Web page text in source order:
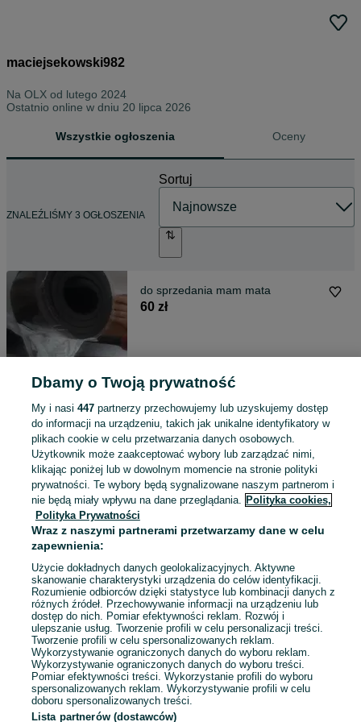
maciejsekowski982
Na OLX od lutego 2024
Ostatnio online w dniu 20 lipca 2026
Wszystkie ogłoszenia Oceny
ZNALEŹLIŚMY 3 OGŁOSZENIA
Sortuj
do sprzedania mam mata
60 zł
puzzle na siłownię dzień dobry
45 zł
50,80 zł z Pakietem Ochronnym
Wola Komborska
dzień dobry mam do sprzedania
mało używan butye buty
260 zł
272,60 zł z Pakietem Ochronnym
Wola Komborska
16 lipca 2026
42,5 Biały Reebok Inny
Dbamy o Twoją prywatność
My i nasi 447partnerzy przechowujemy lub uzyskujemy dostęp
do informacji na urządzeniu, takich jak unikalne identyfikatory w
plikach cookie w celu przetwarzania danych osobowych.
Użytkownik może zaakceptować wybory lub zarządzać nimi,
klikając poniżej lub w dowolnym momencie na stronie polityki
prywatności. Te wybory będą sygnalizowane naszym partnerom i
nie będą miały wpływu na dane przeglądania. Polityka cookies,
Polityka Prywatności
Wraz z naszymi partnerami przetwarzamy dane w celu
zapewnienia:
Użycie dokładnych danych geolokalizacyjnych. Aktywne
skanowanie charakterystyki urządzenia do celów identyfikacji.
Rozumienie odbiorców dzięki statystyce lub kombinacji danych z
różnych źródeł. Przechowywanie informacji na urządzeniu lub
dostęp do nich. Pomiar efektywności reklam. Rozwój i
ulepszanie usług. Tworzenie profili w celu personalizacji treści.
Tworzenie profili w celu spersonalizowanych reklam.
Wykorzystywanie ograniczonych danych do wyboru reklam.
Wykorzystywanie ograniczonych danych do wyboru treści.
Pomiar efektywności treści. Wykorzystanie profili do wyboru
spersonalizowanych reklam. Wykorzystywanie profili w celu
doboru spersonalizowanych treści.
Lista partnerów (dostawców)